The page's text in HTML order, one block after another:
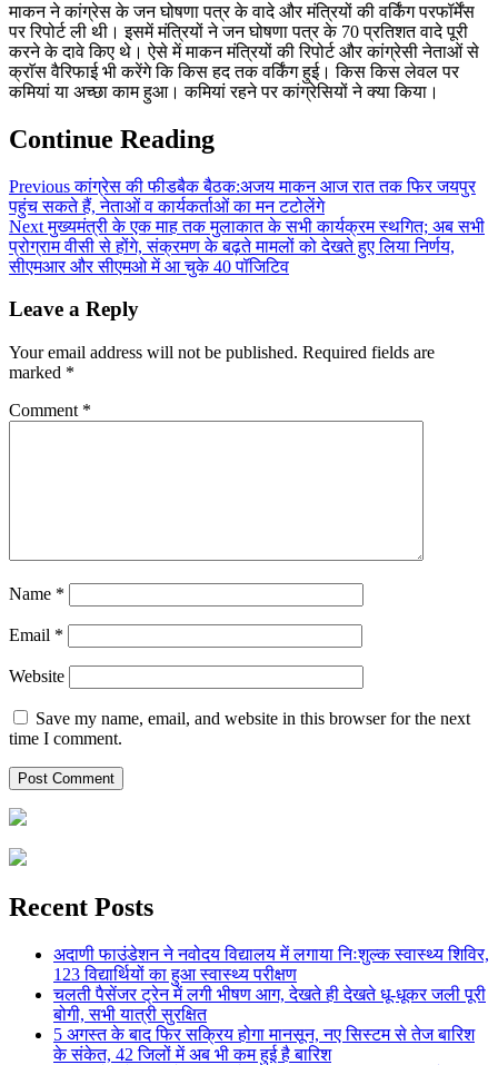
माकन ने कांग्रेस के जन घोषणा पत्र के वादे और मंत्रियों की वर्किंग परफॉर्मेंस
पर रिपोर्ट ली थी। इसमें मंत्रियों ने जन घोषणा पत्र के 70 प्रतिशत वादे पूरी
करने के दावे किए थे। ऐसे में माकन मंत्रियों की रिपोर्ट और कांग्रेसी नेताओं से
क्राॅस वैरिफाई भी करेंगे कि किस हद तक वर्किंग हुई। किस किस लेवल पर
कमियां या अच्छा काम हुआ। कमियां रहने पर कांग्रेसियों ने क्या किया।
Continue Reading
Previousकांग्रेस की फीडबैक बैठक:अजय माकन आज रात तक फिर जयपुर
पहुंच सकते हैं, नेताओं व कार्यकर्ताओं का मन टटोलेंगे
Nextमुख्यमंत्री के एक माह तक मुलाकात के सभी कार्यक्रम स्थगित; अब सभी
प्रोग्राम वीसी से होंगे, संक्रमण के बढ़ते मामलों को देखते हुए लिया निर्णय,
सीएमआर और सीएमओ में आ चुके 40 पॉजिटिव
Leave a Reply
Your email address will not be published. Required fields are
marked *
Comment *
Name *
Email *
Website
Save my name, email, and website in this browser for the next
time I comment.
Recent Posts
अदाणी फाउंडेशन ने नवोदय विद्यालय में लगाया निःशुल्क स्वास्थ्य शिविर,
123 विद्यार्थियों का हुआ स्वास्थ्य परीक्षण
चलती पैसेंजर ट्रेन में लगी भीषण आग, देखते ही देखते धू-धूकर जली पूरी
बोगी, सभी यात्री सुरक्षित
5 अगस्त के बाद फिर सक्रिय होगा मानसून, नए सिस्टम से तेज बारिश
के संकेत, 42 जिलों में अब भी कम हुई है बारिश